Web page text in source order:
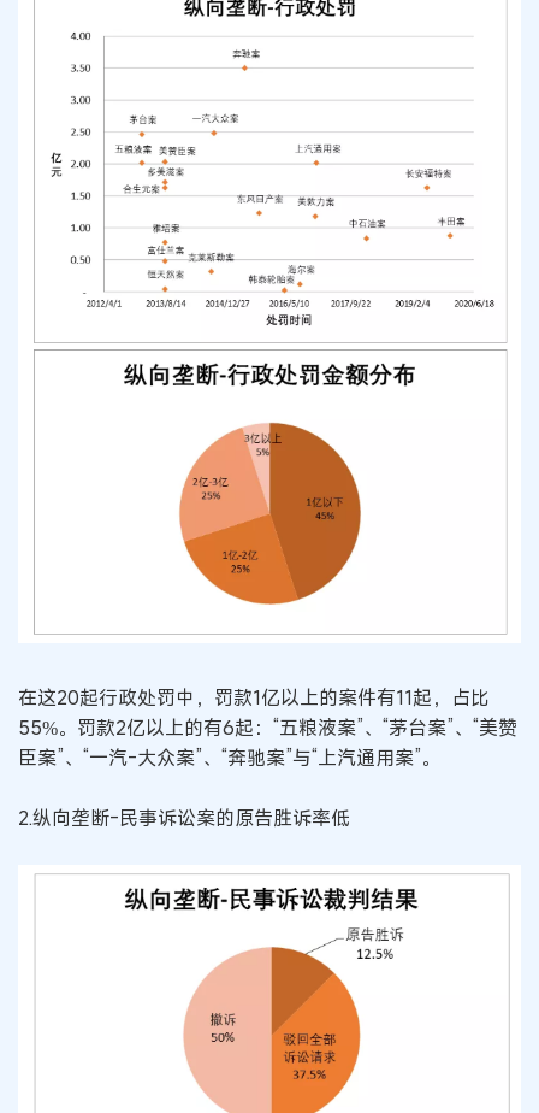
在这20起行政处罚中，罚款1亿以上的案件有11起，占比
55%。罚款2亿以上的有6起：“五粮液案”、“茅台案”、“美赞
臣案”、“一汽-大众案”、“奔驰案”与“上汽通用案”。
2.纵向垄断-民事诉讼案的原告胜诉率低